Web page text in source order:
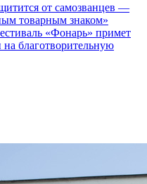
от самозванцев —
товарным знаком»
«Фонарь» примет
благотворительную